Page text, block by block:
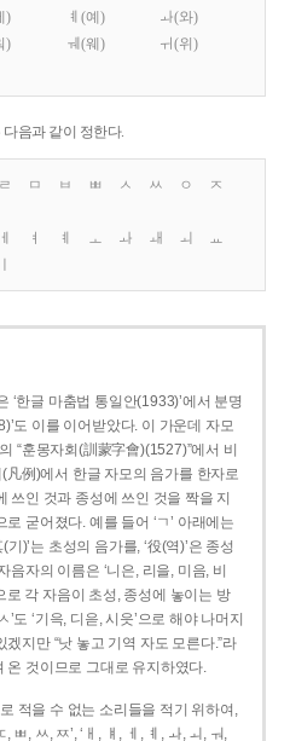
) ㅖ(예)
ㅘ(와)
) ㅞ(웨)
ㅟ(위)
음과 같이 정한다.
ㄹ ㅁ ㅂ ㅃ ㅅ ㅆ ㅇ
ㅈ
ㅔ ㅕ ㅖ ㅗ ㅘ ㅙ ㅚ
ㅛ
‘한글 마춤법 통일안(1933)’에서 분명
도 이를 이어받았다. 이 가운데 자모
“훈몽자회(訓蒙字會)(1527)”에서 비
凡例)에서 한글 자모의 음가를 한자로
쓰인 것과 종성에 쓰인 것을 짝을 지
굳어졌다. 예를 들어 ‘ㄱ’ 아래에는
기)’는 초성의 음가를, ‘役(역)’은 종성
자의 이름은 ‘니은, 리을, 미음, 비
로 각 자음이 초성, 종성에 놓이는 방
도 ‘기윽, 디읃, 시읏’으로 해야 나머지
지만 “낫 놓고 기역 자도 모른다.”라
온 것이므로 그대로 유지하였다.
적을 수 없는 소리들을 적기 위하여,
ㅃ, ㅆ, ㅉ’, ‘ㅐ, ㅒ, ㅔ, ㅖ, ㅘ, ㅚ, ㅝ,